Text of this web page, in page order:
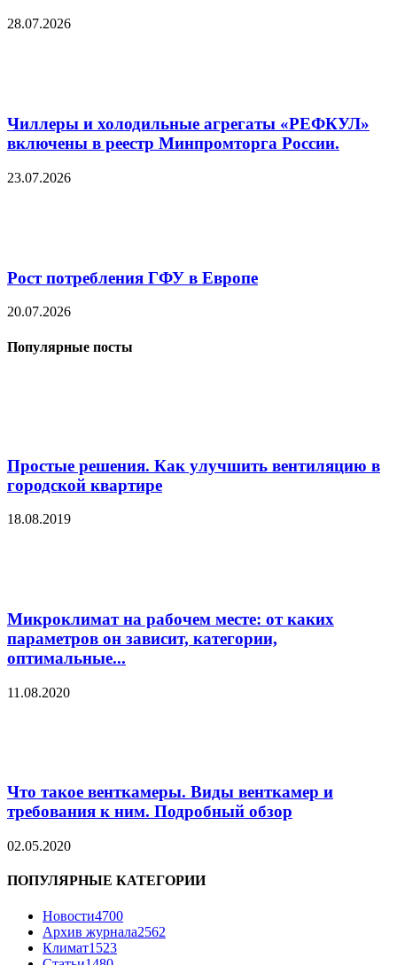
28.07.2026
Чиллеры и холодильные агрегаты «РЕФКУЛ»
включены в реестр Минпромторга России.
23.07.2026
Рост потребления ГФУ в Европе
20.07.2026
Популярные посты
Простые решения. Как улучшить вентиляцию в
городской квартире
18.08.2019
Микроклимат на рабочем месте: от каких
параметров он зависит, категории,
оптимальные...
11.08.2020
Что такое венткамеры. Виды венткамер и
требования к ним. Подробный обзор
02.05.2020
ПОПУЛЯРНЫЕ КАТЕГОРИИ
Новости4700
Архив журнала2562
Климат1523